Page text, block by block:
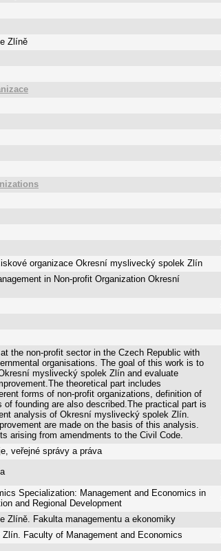
Zlíně
organizace Okresní myslivecký spolek Zlín
in Non-profit Organization Okresní
the non-profit sector in the Czech Republic with
organisations. The goal of this work is to
myslivecký spolek Zlín and evaluate
theoretical part includes
forms of non-profit organizations, definition of
of founding are also described.The practical part is
analysis of Okresní myslivecký spolek Zlín.
are made on the basis of this analysis.
arising from amendments to the Civil Code.
veřejné správy a práva
Specialization: Management and Economics in
and Regional Development
Zlíně. Fakulta managementu a ekonomiky
Faculty of Management and Economics